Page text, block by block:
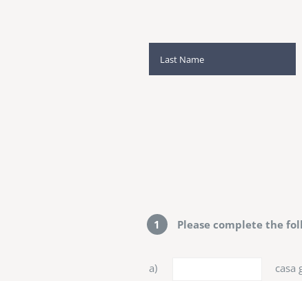
1 Please complete the
a) casa